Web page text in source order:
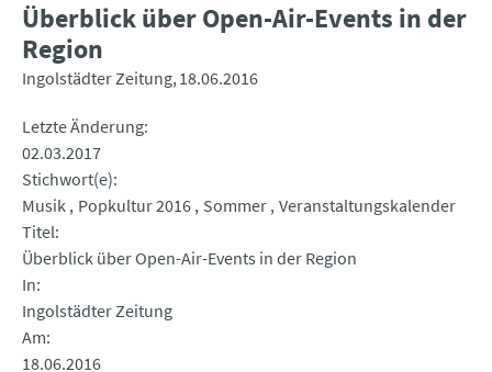
Überblick über Open-Air-Events in der
Region
Ingolstädter Zeitung 18.06.2016
Letzte Änderung
02.03.2017
Stichwort(e)
Musik Popkultur 2016 Sommer Veranstaltungskalender
Titel
Überblick über Open-Air-Events in der Region
In
Ingolstädter Zeitung
Am
18.06.2016